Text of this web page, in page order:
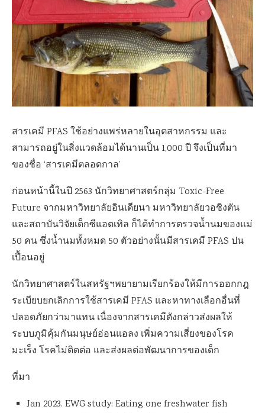
สารเคมี PFAS ใช้อย่างแพร่หลายในอุตสาหกรรม และ
สามารถอยู่ในสิ่งแวดล้อมได้นานเป็น 1,000 ปี จึงเป็นที่มา
ของชื่อ ‘สารเคมีตลอดกาล’
ก่อนหน้านี้ในปี 2563 นักวิทยาศาสตร์กลุ่ม Toxic-Free
Future จากมหาวิทยาลัยอินเดียนา มหาวิทยาลัยวอชิงตัน
และสถาบันวิจัยเด็กซีแอตเทิล ก็ได้ทำการตรวจน้ำนมของแม่
50 คน ซึ่งน้ำนมทั้งหมด 50 ตัวอย่างนั้นมีสารเคมี PFAS ปน
เปื้อนอยู่
นักวิทยาศาสตร์ในสหรัฐฯพยายามเรียกร้องให้มีการออกกฎ
ระเบียบยกเลิกการใช้สารเคมี PFAS และหาทางเลือกอื่นที่
ปลอดภัยกว่ามาแทน เนื่องจากสารเคมีดังกล่าวส่งผลให้
ระบบภูมิคุ้มกันมนุษย์อ่อนแอลง เพิ่มความเสี่ยงของโรค
มะเร็ง โรคไม่ติดต่อ และส่งผลต่อพัฒนาการของเด็ก
ที่มา
Jan 2023. EWG study: Eating one freshwater fish